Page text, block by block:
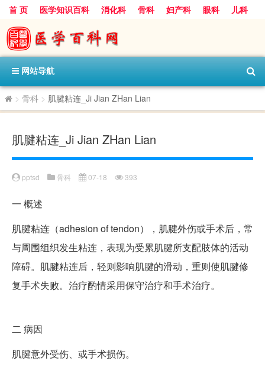
首 页 医学知识百科 消化科 骨科 妇产科 眼科
儿科
心血管病科
呼吸科 神经科
内分泌科
口腔科
网站导航
> 骨科 > 肌腱粘连_Ji Jian ZHan Lian
肌腱粘连_Ji Jian ZHan Lian
pptsd 骨科 07-18 393
一 概述
肌腱粘连（adhesion of tendon），肌腱外伤或手术后，常
与周围组织发生粘连，表现为受累肌腱所支配肢体的活动
障碍。肌腱粘连后，轻则影响肌腱的滑动，重则使肌腱修
复手术失败。治疗酌情采用保守治疗和手术治疗。
二 病因
肌腱意外受伤、或手术损伤。